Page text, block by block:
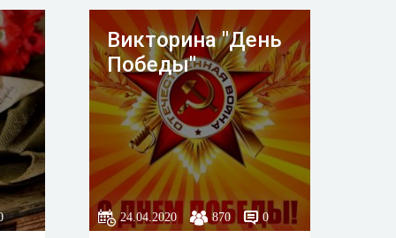
в
Викторина "День
Победы"
24.04.2020 870 0